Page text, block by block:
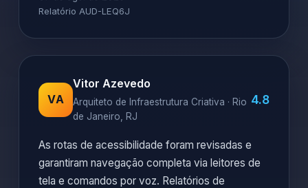
Relatório AUD-LEQ6J
VA
Vitor Azevedo
Arquiteto de Infraestrutura Criativa · Rio
de Janeiro, RJ
4.8
As rotas de acessibilidade foram revisadas e
garantiram navegação completa via leitores de
tela e comandos por voz. Relatórios de